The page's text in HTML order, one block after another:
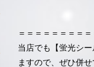
＝＝＝＝＝＝＝＝
当店でも【蛍光シ
ますので、ぜひ併せ